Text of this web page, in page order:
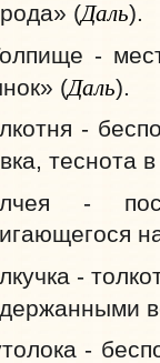
(Даль).
-
(Даль).
-
теснота
-
-
-